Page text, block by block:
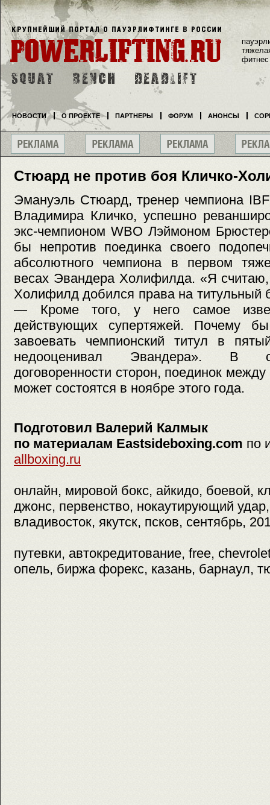
Стюард не против боя Кличко-
Эмануэль Стюард, тренер чемпиона
Владимира Кличко, успешно
экс-чемпионом WBO Лэймоном
бы непротив поединка своего
абсолютного чемпиона в первом
весах Эвандера Холифилда. «Я
Холифилд добился права на
— Кроме того, у него самое
действующих супертяжей. Почему
завоевать чемпионский титул в
недооценивал Эвандера». В
договоренности сторон, поединок
может состоятся в ноябре этого года.
Подготовил Валерий Калмык
по материалам Eastsideboxing.com по
allboxing.ru
онлайн, мировой бокс, айкидо, боевой,
джонс, первенство, нокаутирующий
владивосток, якутск, псков, сентябрь,
путевки, автокредитование, free,
опель, биржа форекс, казань, барнаул,
фитнес
НОВОСТИ О ПРОЕКТЕ ПАРТНЕРЫ ФОРУМ АНОНСЫ